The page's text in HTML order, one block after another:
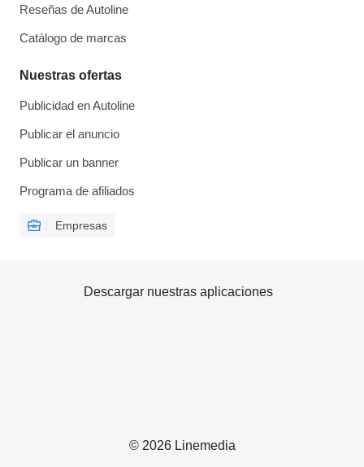
Reseñas de Autoline
Catálogo de marcas
Nuestras ofertas
Publicidad en Autoline
Publicar el anuncio
Publicar un banner
Programa de afiliados
Empresas
© 2026 Linemedia
Descargar nuestras aplicaciones